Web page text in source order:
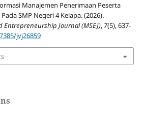
Manajemen Penerimaan Peserta
SMP Negeri 4 Kelapa. (2026).
Journal (MSEJ), 7(5), 637-
jvj26859